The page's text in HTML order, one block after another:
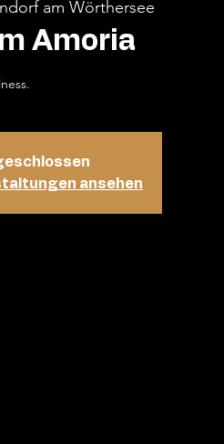
am Wörthersee
Amoria
ansehen